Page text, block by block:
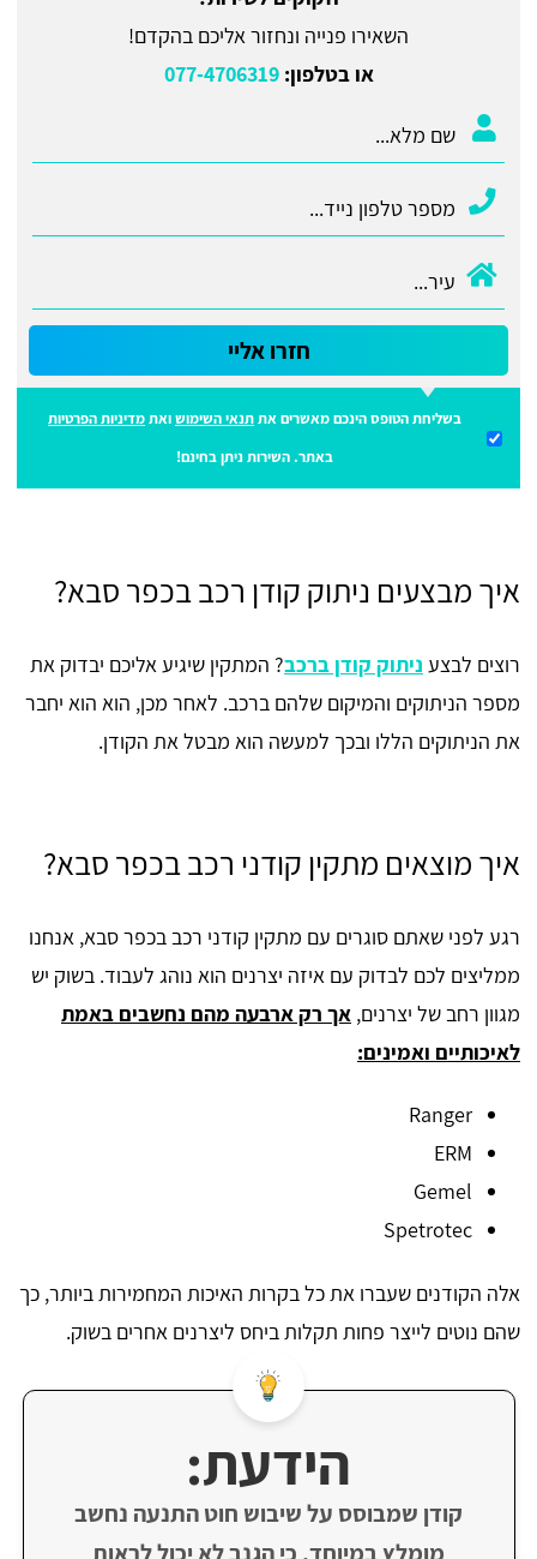
השאירו פנייה ונחזור אליכם בהקדם!
או בטלפון:077-4706319
חזרו אליי
בשליחת הטופס הינכם מאשרים אתתנאי השימושואתמדיניות הפרטיות
באתר. השירות ניתן בחינם!
איך מבצעים ניתוק קודן רכב בכפר סבא?
רוצים לבצע ניתוק קודן ברכב? המתקין שיגיע אליכם יבדוק את
מספר הניתוקים והמיקום שלהם ברכב. לאחר מכן, הוא הוא יחבר
את הניתוקים הללו ובכך למעשה הוא מבטל את הקודן.
איך מוצאים מתקין קודני רכב בכפר סבא?
רגע לפני שאתם סוגרים עם מתקין קודני רכב בכפר סבא, אנחנו
ממליצים לכם לבדוק עם איזה יצרנים הוא נוהג לעבוד. בשוק יש
מגוון רחב של יצרנים, אך רק ארבעה מהם נחשבים באמת
לאיכותיים ואמינים:
Ranger
ERM
Gemel
Spetrotec
אלה הקודנים שעברו את כל בקרות האיכות המחמירות ביותר, כך
שהם נוטים לייצר פחות תקלות ביחס ליצרנים אחרים בשוק.
הידעת:
קודן שמבוסס על שיבוש חוט התנעה נחשב
מומלץ במיוחד, כי הגנב לא יכול לראות